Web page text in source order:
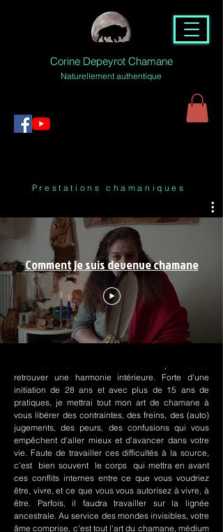
Corine Depeyrot Chamane
Naturellement authentique
Prestations chamaniques
Comment je suis devenue chamane
retrouver une harmonie intérieure. Forte d'une
initiation de 28 ans et avec plus de 15 ans de
pratiques, je mettrai tout mon art de chamane à
vous libérer des contraintes, des freins, des (auto)
jugements, des peurs, des confusions qui vous
empêchent d'aller mieux et d'avancer dans votre
vie. Faute de travailler ces difficultés à la source,
c'est bien souvent le corps qui mettra en avant
ces conflits internes entre ce que vous voudriez
être, vivre, et ce que vous vous autorisez à vivre, à
être. Parfois, il faudra travailler sur la lignée
ancestrale. Au service des mondes invisibles, votre
âme comprise, c'est tout l'art du chamane, médium